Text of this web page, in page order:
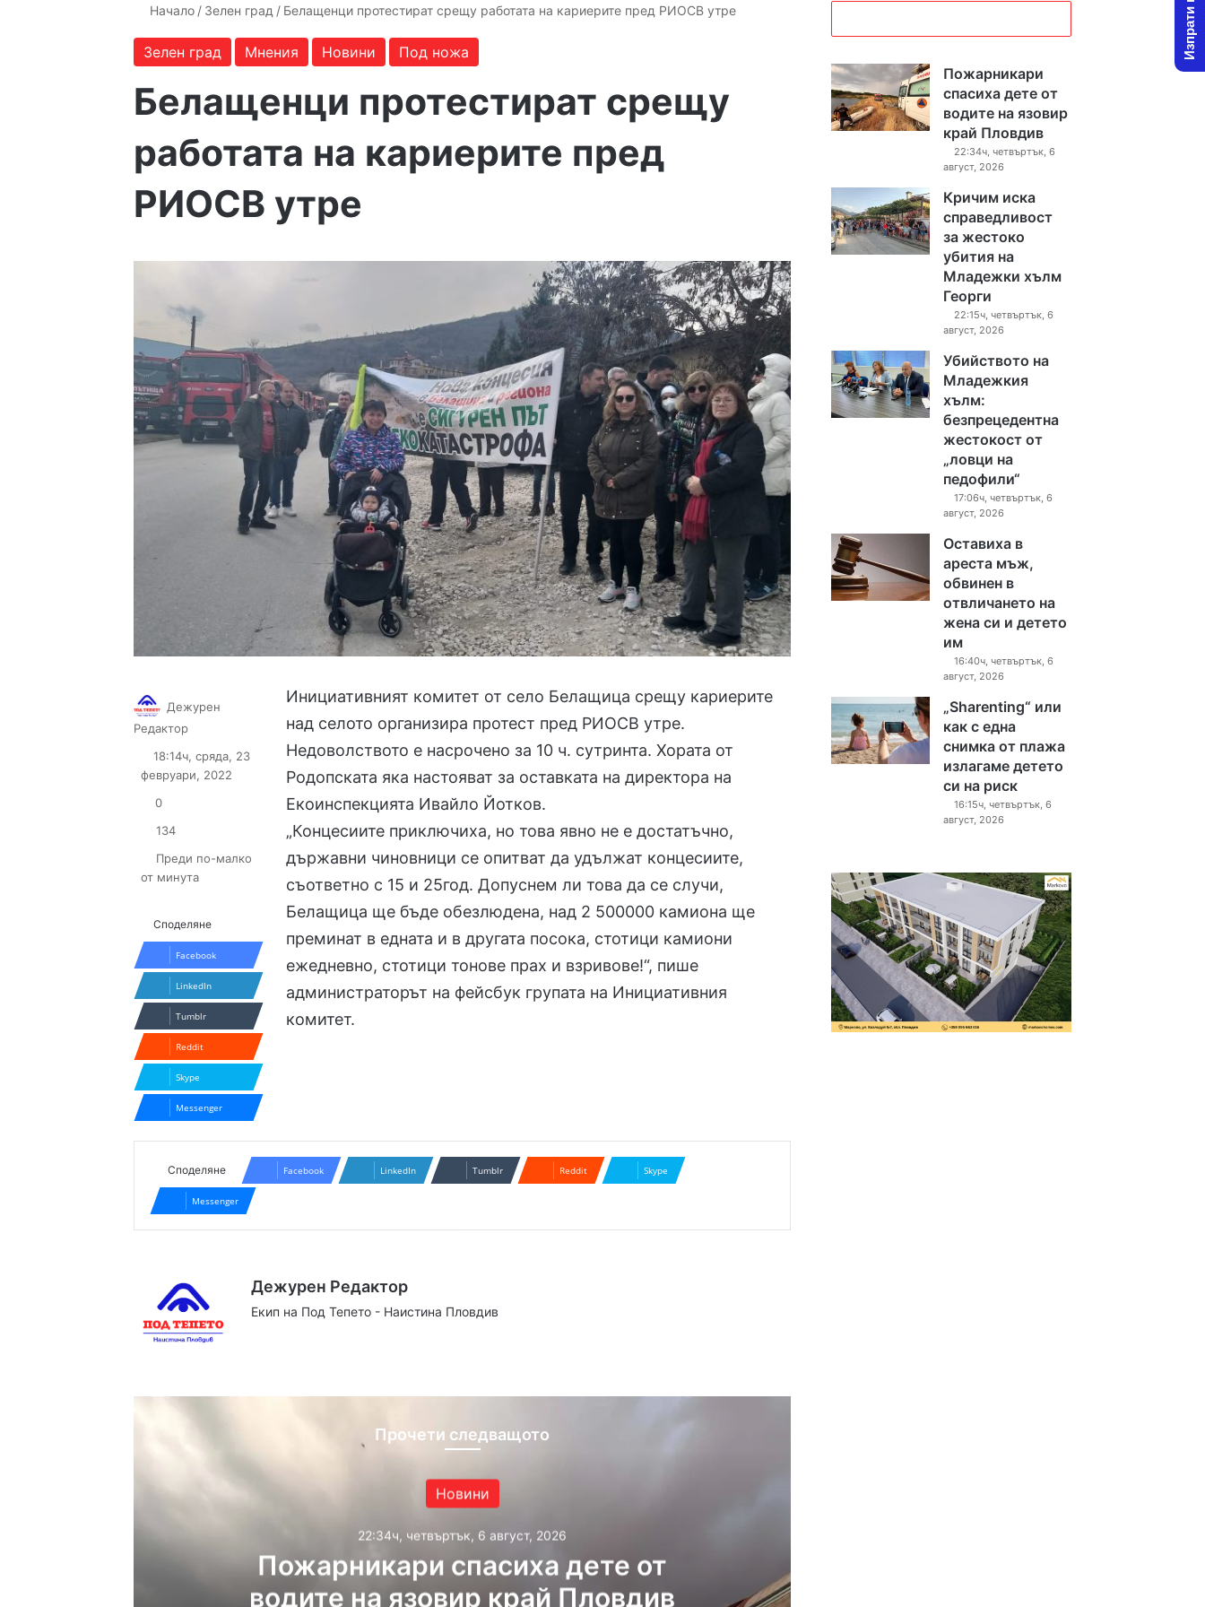
Начало / Зелен град / Белащенци протестират срещу работата на кариерите пред РИОСВ утре
Зелен град Мнения Новини Под ножа
Белащенци протестират срещу
работата на кариерите пред
РИОСВ утре
Инициативният комитет от село Белащица срещу кариерите
над селото организира протест пред РИОСВ утре.
Недоволството е насрочено за 10 ч. сутринта. Хората от
Родопската яка настояват за оставката на директора на
Екоинспекцията Ивайло Йотков.
„Концесиите приключиха, но това явно не е достатъчно,
държавни чиновници се опитват да удължат концесиите,
съответно с 15 и 25год. Допуснем ли това да се случи,
Белащица ще бъде обезлюдена, над 2 500000 камиона ще
преминат в едната и в другата посока, стотици камиони
ежедневно, стотици тонове прах и взривове!“, пише
администраторът на фейсбук групата на Инициативния
комитет.
Дежурен
Редактор
X email
18:14ч, сряда, 23
февруари, 2022
0
134
Преди по-малко
от минута
Споделяне
Facebook
LinkedIn
Tumblr
Reddit
Skype
Messenger
Споделяне Facebook LinkedIn Tumblr Reddit Skype
Messenger
Дежурен Редактор
Екип на Под Тепето - Наистина Пловдив
Прочети следващото
Новини
22:34ч, четвъртък, 6 август, 2026
Пожарникари спасиха дете от
водите на язовир край Пловдив
Пожарникари
спасиха дете от
водите на язовир
край Пловдив
22:34ч, четвъртък, 6
август, 2026
Кричим иска
справедливост
за жестоко
убития на
Младежки хълм
Георги
22:15ч, четвъртък, 6
август, 2026
Убийството на
Младежкия
хълм:
безпрецедентна
жестокост от
„ловци на
педофили“
17:06ч, четвъртък, 6
август, 2026
Оставиха в
ареста мъж,
обвинен в
отвличането на
жена си и детето
им
16:40ч, четвъртък, 6
август, 2026
„Sharenting“ или
как с една
снимка от плажа
излагаме детето
си на риск
16:15ч, четвъртък, 6
август, 2026